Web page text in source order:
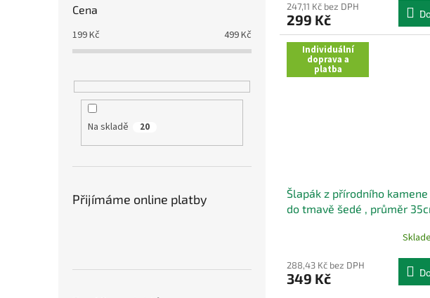
Cena
199Kč 499Kč
Na skladě 20
Přijímáme online platby
247,11 Kč bez DPH
299 Kč
Individuální
doprava a
platba
Šlapák z přírodního
do tmavě šedé , průměr
288,43 Kč bez DPH
349 Kč